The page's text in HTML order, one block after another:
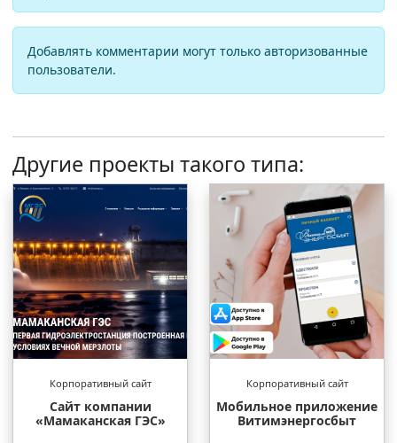
Добавлять комментарии могут только авторизованные
пользователи.
Другие проекты такого типа:
Корпоративный сайт
Сайт компании
«Мамаканская ГЭС»
Корпоративный сайт
Мобильное приложение
Витимэнергосбыт